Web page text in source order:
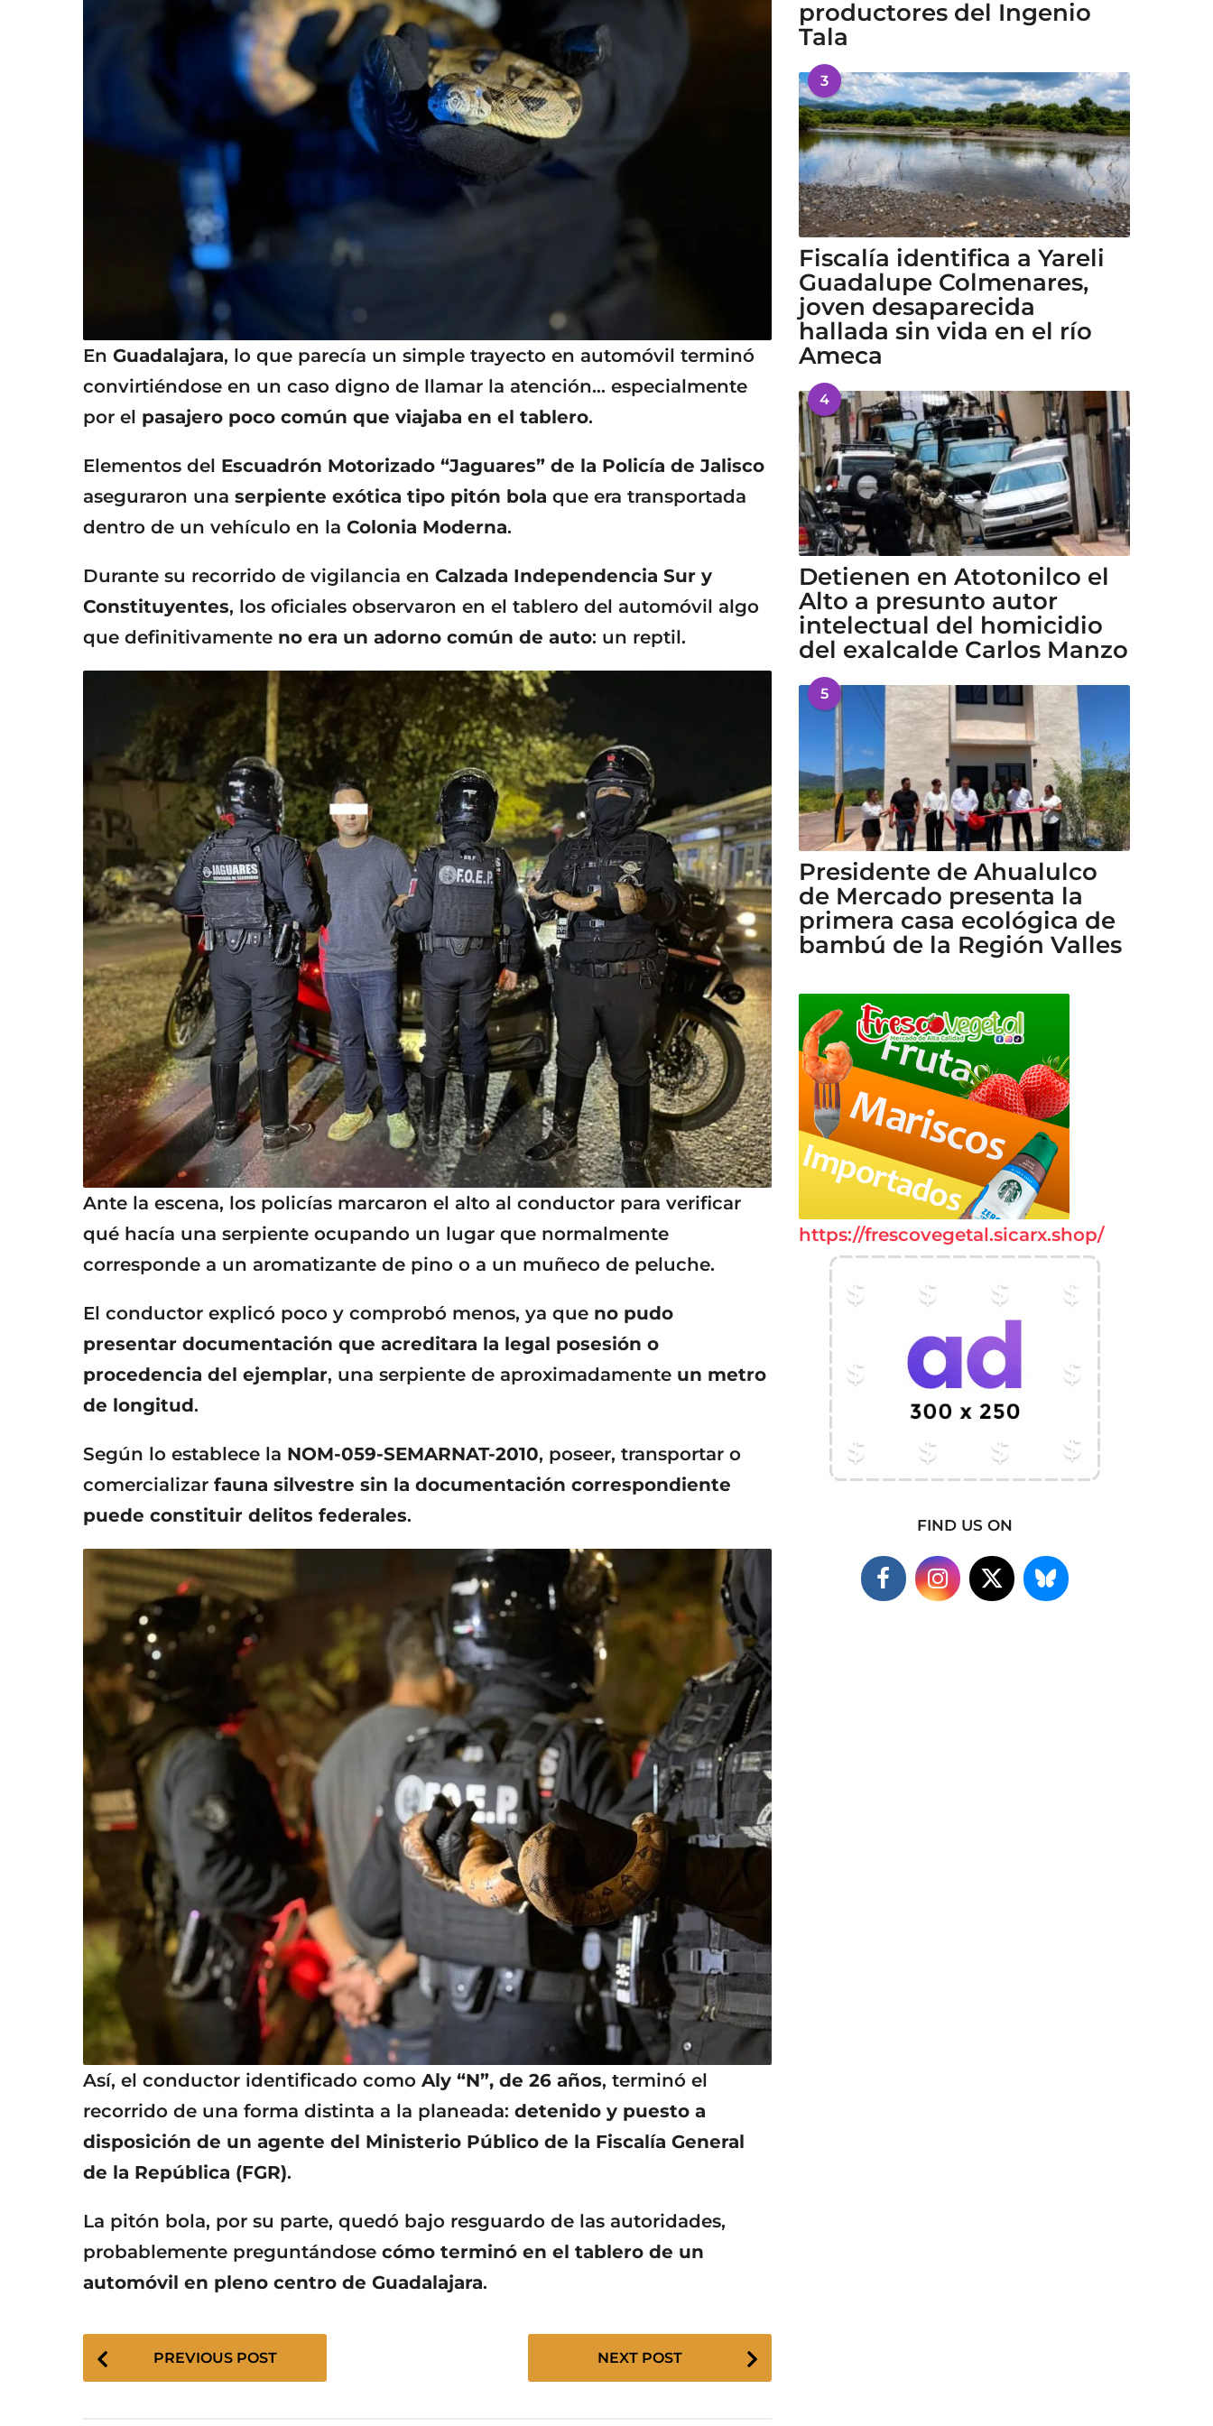
En Guadalajara, lo que parecía un simple trayecto en automóvil terminó
convirtiéndose en un caso digno de llamar la atención… especialmente
por el pasajero poco común que viajaba en el tablero.
Elementos del Escuadrón Motorizado “Jaguares” de la Policía de Jalisco
aseguraron una serpiente exótica tipo pitón bola que era transportada
dentro de un vehículo en la Colonia Moderna.
Durante su recorrido de vigilancia en Calzada Independencia Sur y
Constituyentes, los oficiales observaron en el tablero del automóvil algo
que definitivamente no era un adorno común de auto: un reptil.
Ante la escena, los policías marcaron el alto al conductor para verificar
qué hacía una serpiente ocupando un lugar que normalmente
corresponde a un aromatizante de pino o a un muñeco de peluche.
El conductor explicó poco y comprobó menos, ya que no pudo
presentar documentación que acreditara la legal posesión o
procedencia del ejemplar, una serpiente de aproximadamente un metro
de longitud.
Según lo establece la NOM-059-SEMARNAT-2010, poseer, transportar o
comercializar fauna silvestre sin la documentación correspondiente
puede constituir delitos federales.
Así, el conductor identificado como Aly “N”, de 26 años, terminó el
recorrido de una forma distinta a la planeada: detenido y puesto a
disposición de un agente del Ministerio Público de la Fiscalía General
de la República (FGR).
La pitón bola, por su parte, quedó bajo resguardo de las autoridades,
probablemente preguntándose cómo terminó en el tablero de un
automóvil en pleno centro de Guadalajara.
PREVIOUS POST NEXT POST
productores del Ingenio
Tala
3
Fiscalía identifica a Yareli
Guadalupe Colmenares,
joven desaparecida
hallada sin vida en el río
Ameca
4
Detienen en Atotonilco el
Alto a presunto autor
intelectual del homicidio
del exalcalde Carlos Manzo
5
Presidente de Ahualulco
de Mercado presenta la
primera casa ecológica de
bambú de la Región Valles
https://frescovegetal.sicarx.shop/
FIND US ON